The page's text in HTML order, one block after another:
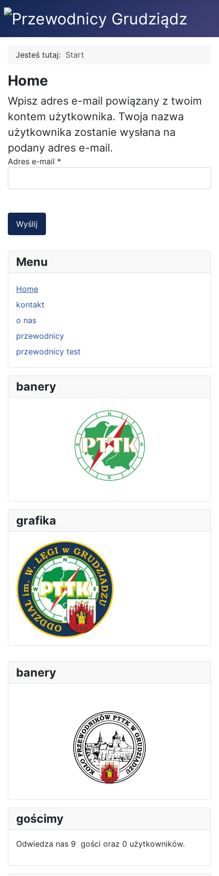
banery
gościmy
Odwiedza nas 9 gości oraz 0 użytkowników.
Jesteś tutaj: Start
Home
Wpisz adres e-mail powiązany z twoim
kontem użytkownika. Twoja nazwa
użytkownika zostanie wysłana na
podany adres e-mail.
Adres e-mail *
Wyślij
Menu
Home
kontakt
o nas
przewodnicy
przewodnicy test
banery
grafika